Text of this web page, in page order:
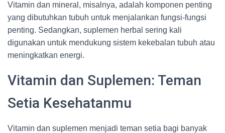
Vitamin dan mineral, misalnya, adalah komponen penting
yang dibutuhkan tubuh untuk menjalankan fungsi-fungsi
penting. Sedangkan, suplemen herbal sering kali
digunakan untuk mendukung sistem kekebalan tubuh atau
meningkatkan energi.
Vitamin dan Suplemen: Teman
Setia Kesehatanmu
Vitamin dan suplemen menjadi teman setia bagi banyak